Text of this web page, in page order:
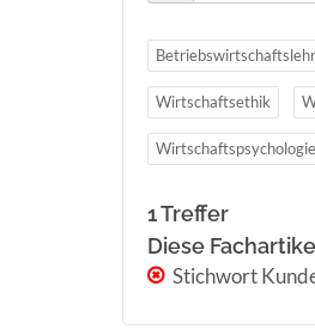
Wirtschaftsethik
Wirtschaftspsychologie
1 Treffer
Diese
Stichwort